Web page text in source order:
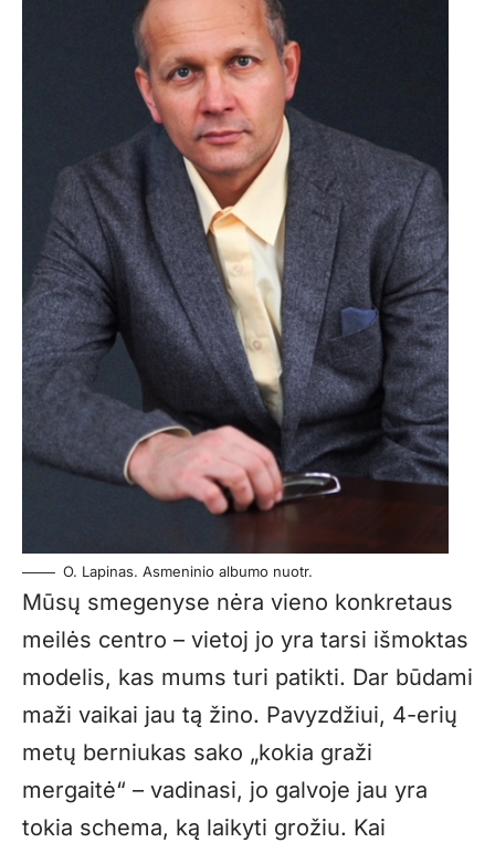
O. Lapinas. Asmeninio albumo nuotr.
Mūsų smegenyse nėra vieno konkretaus
meilės centro – vietoj jo yra tarsi išmoktas
modelis, kas mums turi patikti. Dar būdami
maži vaikai jau tą žino. Pavyzdžiui, 4-erių
metų berniukas sako „kokia graži
mergaitė“ – vadinasi, jo galvoje jau yra
tokia schema, ką laikyti grožiu. Kai